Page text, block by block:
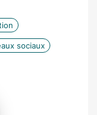
sociaux